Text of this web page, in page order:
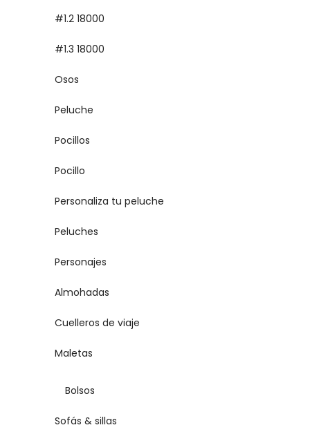
#1.2 18000
#1.3 18000
Osos
Peluche
Pocillos
Pocillo
Personaliza tu peluche
Peluches
Personajes
Almohadas
Cuelleros de viaje
Maletas
Bolsos
Sofás & sillas